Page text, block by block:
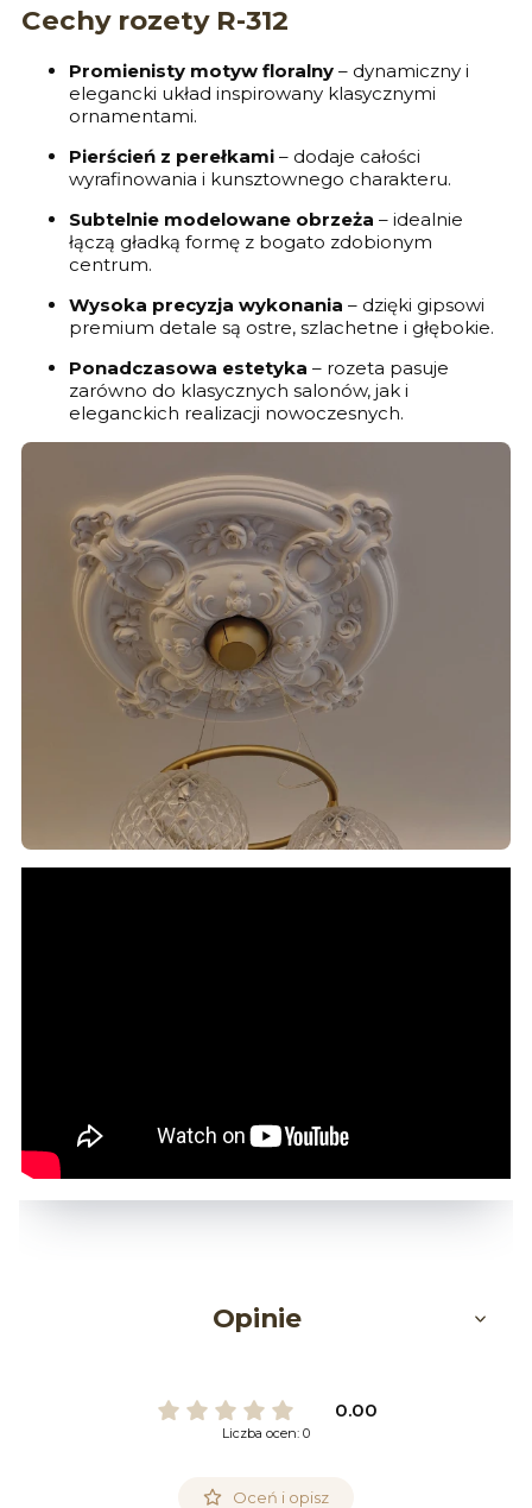
Cechy rozety R-312
Promienisty motyw floralny – dynamiczny i
elegancki układ inspirowany klasycznymi
ornamentami.
Pierścień z perełkami – dodaje całości
wyrafinowania i kunsztownego charakteru.
Subtelnie modelowane obrzeża – idealnie
łączą gładką formę z bogato zdobionym
centrum.
Wysoka precyzja wykonania – dzięki gipsowi
premium detale są ostre, szlachetne i głębokie.
Ponadczasowa estetyka – rozeta pasuje
zarówno do klasycznych salonów, jak i
eleganckich realizacji nowoczesnych.
Opinie
0.00
Liczba ocen: 0
Oceń i opisz